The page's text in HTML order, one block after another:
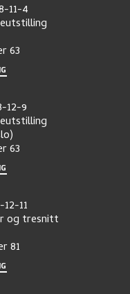
11-4
63
12-9
63
12-11
og tresnitt
81